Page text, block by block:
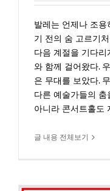
발레는 언제나 조
기 전의 숨 고르기
다음 계절을 기다리
와 함께 걸어왔다.
은 무대를 보았다.
다른 예술가들의
아니라 콘서트홀도
글 내용 전체보기